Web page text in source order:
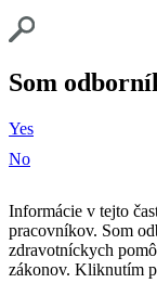
Som
Yes
No
Informácie v tejto
pracovníkov. Som
zdravotníckych
zákonov. Kliknutím